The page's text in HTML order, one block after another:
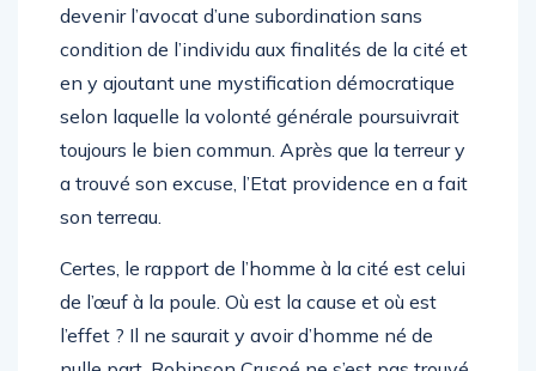
devenir l’avocat d’une subordination sans
condition de l’individu aux finalités de la cité et
en y ajoutant une mystification démocratique
selon laquelle la volonté générale poursuivrait
toujours le bien commun. Après que la terreur y
a trouvé son excuse, l’Etat providence en a fait
son terreau.
Certes, le rapport de l’homme à la cité est celui
de l’œuf à la poule. Où est la cause et où est
l’effet ? Il ne saurait y avoir d’homme né de